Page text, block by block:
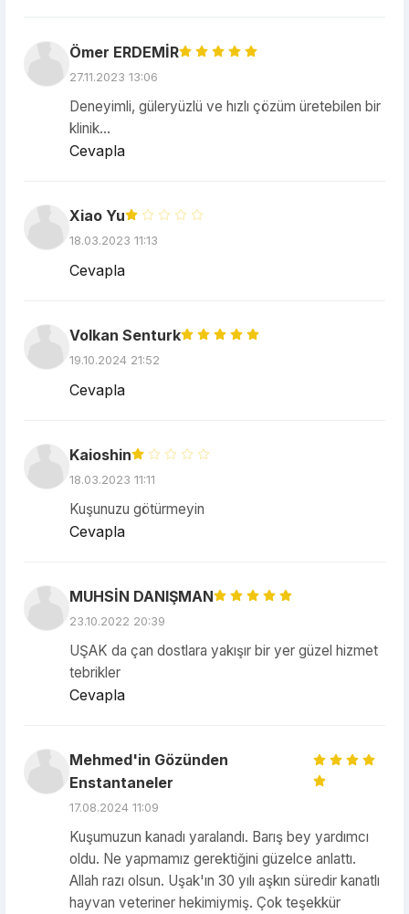
Ömer ERDEMİR
27.11.2023 13:06
Deneyimli, güleryüzlü ve hızlı çözüm üretebilen bir
klinik...
Cevapla
Xiao Yu
18.03.2023 11:13
Cevapla
Volkan Senturk
19.10.2024 21:52
Cevapla
Kaioshin
18.03.2023 11:11
Kuşunuzu götürmeyin
Cevapla
MUHSİN DANIŞMAN
23.10.2022 20:39
UŞAK da çan dostlara yakışır bir yer güzel hizmet
tebrikler
Cevapla
Mehmed'in Gözünden
Enstantaneler
17.08.2024 11:09
Kuşumuzun kanadı yaralandı. Barış bey yardımcı
oldu. Ne yapmamız gerektiğini güzelce anlattı.
Allah razı olsun. Uşak'ın 30 yılı aşkın süredir kanatlı
hayvan veteriner hekimiymiş. Çok teşekkür